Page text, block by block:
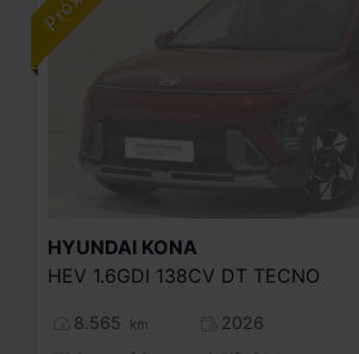
HYUNDAI KONA
HEV 1.6GDI 138CV DT TECNO
8.565 km
2026